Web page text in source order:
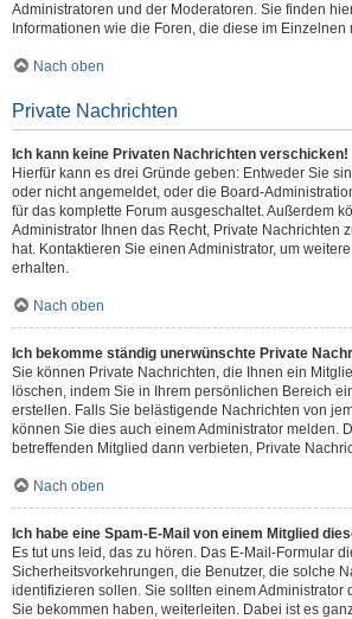
Administratoren und der Moderatoren. Sie finden
Informationen wie die Foren, die diese im Einzelnen
Nach oben
Private Nachrichten
Ich kann keine Privaten Nachrichten verschicken!
Hierfür kann es drei Gründe geben: Entweder Sie
oder nicht angemeldet, oder die Board-
für das komplette Forum ausgeschaltet. Außerdem
Administrator Ihnen das Recht, Private Nachrichten
hat. Kontaktieren Sie einen Administrator, um
erhalten.
Nach oben
Ich bekomme ständig unerwünschte Private
Sie können Private Nachrichten, die Ihnen ein
löschen, indem Sie in Ihrem persönlichen Bereich
erstellen. Falls Sie belästigende Nachrichten von
können Sie dies auch einem Administrator melden.
betreffenden Mitglied dann verbieten, Private
Nach oben
Ich habe eine Spam-E-Mail von einem Mitglied
Es tut uns leid, das zu hören. Das E-Mail-Formular
Sicherheitsvorkehrungen, die Benutzer, die solche
identifizieren sollen. Sie sollten einem Administrator
Sie bekommen haben, weiterleiten. Dabei ist es